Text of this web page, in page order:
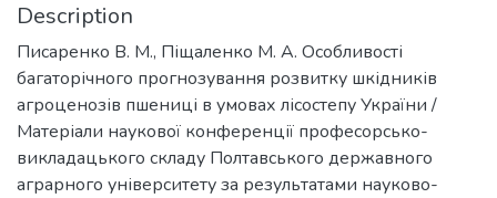
Description
Писаренко В. М., Піщаленко М. А. Особливості
багаторічного прогнозування розвитку шкідників
агроценозів пшениці в умовах лісостепу України /
Матеріали наукової конференції професорсько-
викладацького складу Полтавського державного
аграрного університету за результатами науково-